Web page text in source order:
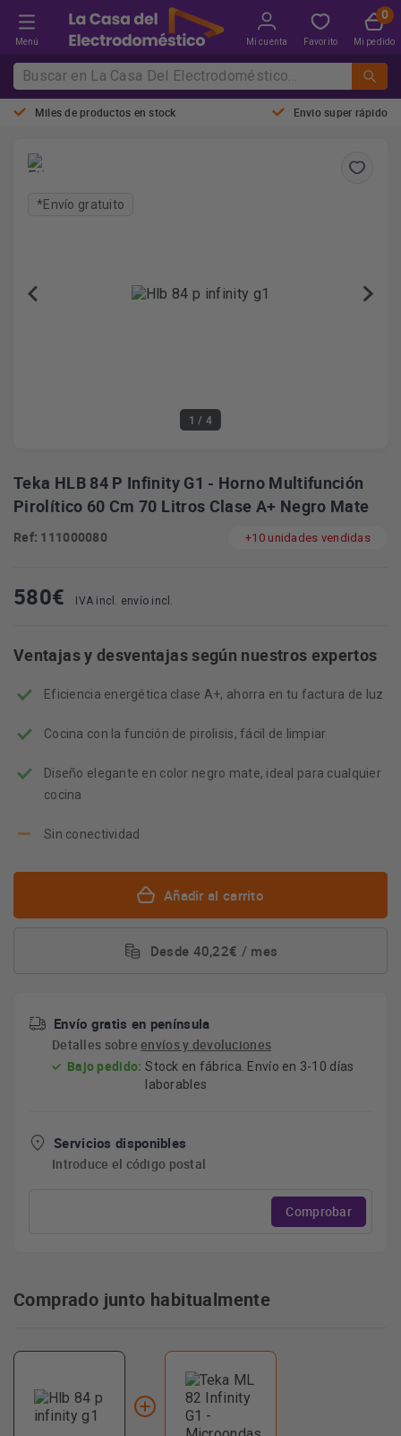
Menú Mi cuenta Favorito Mi pedido
Miles de productos en stock Envio super rápido
1 / 4
*Envío gratuito
Teka HLB 84 P Infinity G1 - Horno Multifunción
Pirolítico 60 Cm 70 Litros Clase A+ Negro Mate
Ref: 111000080 +10 unidades vendidas
580€ IVA incl. envío incl.
Ventajas y desventajas según nuestros expertos
Eficiencia energética clase A+, ahorra en tu factura de luz
Cocina con la función de pirolisis, fácil de limpiar
Diseño elegante en color negro mate, ideal para cualquier
cocina
Sin conectividad
Añadir al carrito
Desde 40,22€ / mes
Envío gratis en península
Detalles sobreenvíos y devoluciones
Bajo pedido: Stock en fábrica. Envío en 3-10 días
laborables
Servicios disponibles
Introduce el código postal
Comprobar
Comprado junto habitualmente